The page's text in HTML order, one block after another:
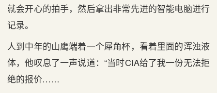
就会开心的拍手，然后拿出非常先进的智能电脑进行
记录。
人到中年的山鹰端着一个犀角杯，看着里面的浑浊液
体，他叹息了一声说道：“当时CIA给了我一份无法拒
绝的报价……